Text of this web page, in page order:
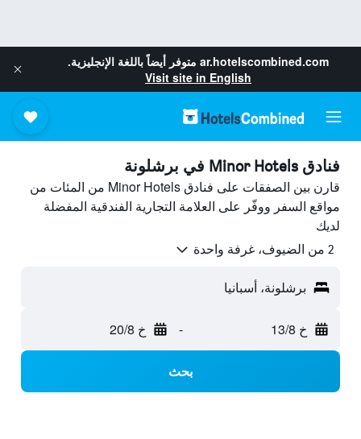
ar.hotelscombined.com متوفر أيضاً باللغة الإنجليزية.
Visit site in English
فنادق Minor Hotels في برشلونة
قارن بين الصفقات على فنادق Minor Hotels من المئات من
مواقع السفر ووفّر على العلامة التجارية الفندقية المفضلة
لديك
2 من الضيوف، غرفة واحدة
برشلونة، أسبانيا
خ 13/8 - خ 20/8
بحث